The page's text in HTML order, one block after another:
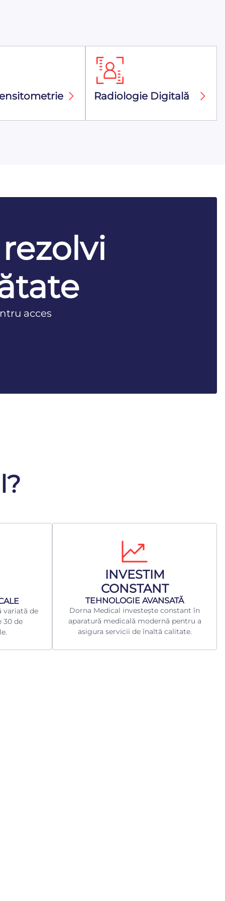
Radiologie Digitală
acces
variată de
30 de
INVESTIM
CONSTANT
TEHNOLOGIE AVANSATĂ
Dorna Medical investește constant în
aparatură medicală modernă pentru a
asigura servicii de înaltă calitate.